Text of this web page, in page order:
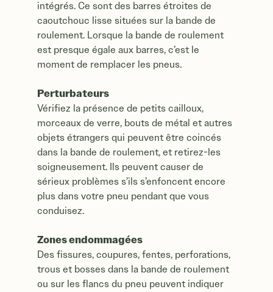
intégrés. Ce sont des barres étroites de
caoutchouc lisse situées sur la bande de
roulement. Lorsque la bande de roulement
est presque égale aux barres, c’est le
moment de remplacer les pneus.
Perturbateurs
Vérifiez la présence de petits cailloux,
morceaux de verre, bouts de métal et autres
objets étrangers qui peuvent être coincés
dans la bande de roulement, et retirez-les
soigneusement. Ils peuvent causer de
sérieux problèmes s’ils s’enfoncent encore
plus dans votre pneu pendant que vous
conduisez.
Zones endommagées
Des fissures, coupures, fentes, perforations,
trous et bosses dans la bande de roulement
ou sur les flancs du pneu peuvent indiquer